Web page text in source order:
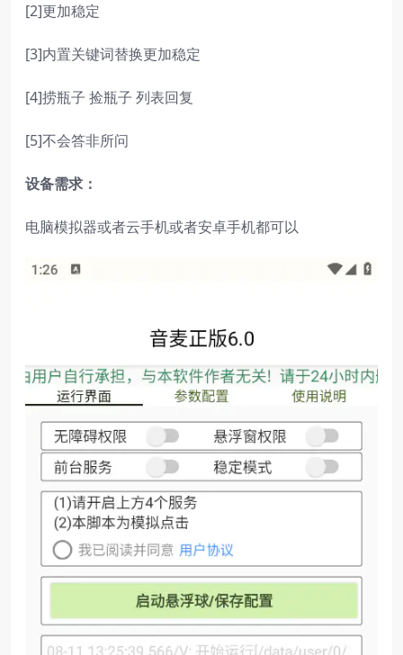
[2]更加稳定
[3]内置关键词替换更加稳定
[4]捞瓶子 捡瓶子 列表回复
[5]不会答非所问
设备需求：
电脑模拟器或者云手机或者安卓手机都可以